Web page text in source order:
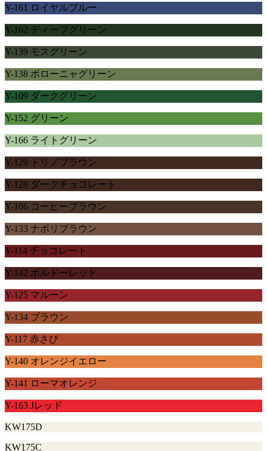
Y-161 ロイヤルブルー
Y-162 ディープグリーン
Y-139 モスグリーン
Y-138 ボローニャグリーン
Y-109 ダークグリーン
Y-152 グリーン
Y-166 ライトグリーン
Y-129 トリノブラウン
Y-128 ダークチョコレート
Y-106 コーヒーブラウン
Y-133 ナポリブラウン
Y-114 チョコレート
Y-142 ボルドーレッド
Y-125 マルーン
Y-134 ブラウン
Y-117 赤さび
Y-140 オレンジイエロー
Y-141 ローマオレンジ
Y-163 Jレッド
KW175D
KW175C